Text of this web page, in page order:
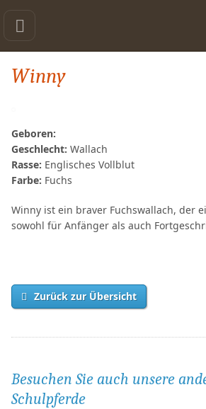
Winny
Geboren:
Geschlecht: Wallach
Rasse: Englisches Vollblut
Farbe: Fuchs
Winny ist ein braver Fuchswallach, der
sowohl für Anfänger als auch
Zurück zur Übersicht
Besuchen Sie auch unsere
Schulpferde